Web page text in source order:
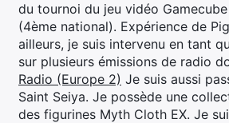
du tournoi du jeu vidéo
(4ème national). Expérience de
ailleurs, je suis intervenu en tant
sur plusieurs émissions de radio
Radio (Europe 2) Je suis aussi
Saint Seiya. Je possède une
des figurines Myth Cloth EX. Je